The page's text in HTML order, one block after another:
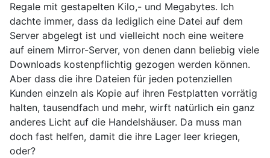
Regale mit gestapelten Kilo,- und Megabytes. Ich
dachte immer, dass da lediglich eine Datei auf dem
Server abgelegt ist und vielleicht noch eine weitere
auf einem Mirror-Server, von denen dann beliebig viele
Downloads kostenpflichtig gezogen werden können.
Aber dass die ihre Dateien für jeden potenziellen
Kunden einzeln als Kopie auf ihren Festplatten vorrätig
halten, tausendfach und mehr, wirft natürlich ein ganz
anderes Licht auf die Handelshäuser. Da muss man
doch fast helfen, damit die ihre Lager leer kriegen,
oder?